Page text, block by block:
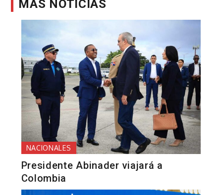
MÁS NOTICIAS
NACIONALES
Presidente Abinader viajará a
Colombia